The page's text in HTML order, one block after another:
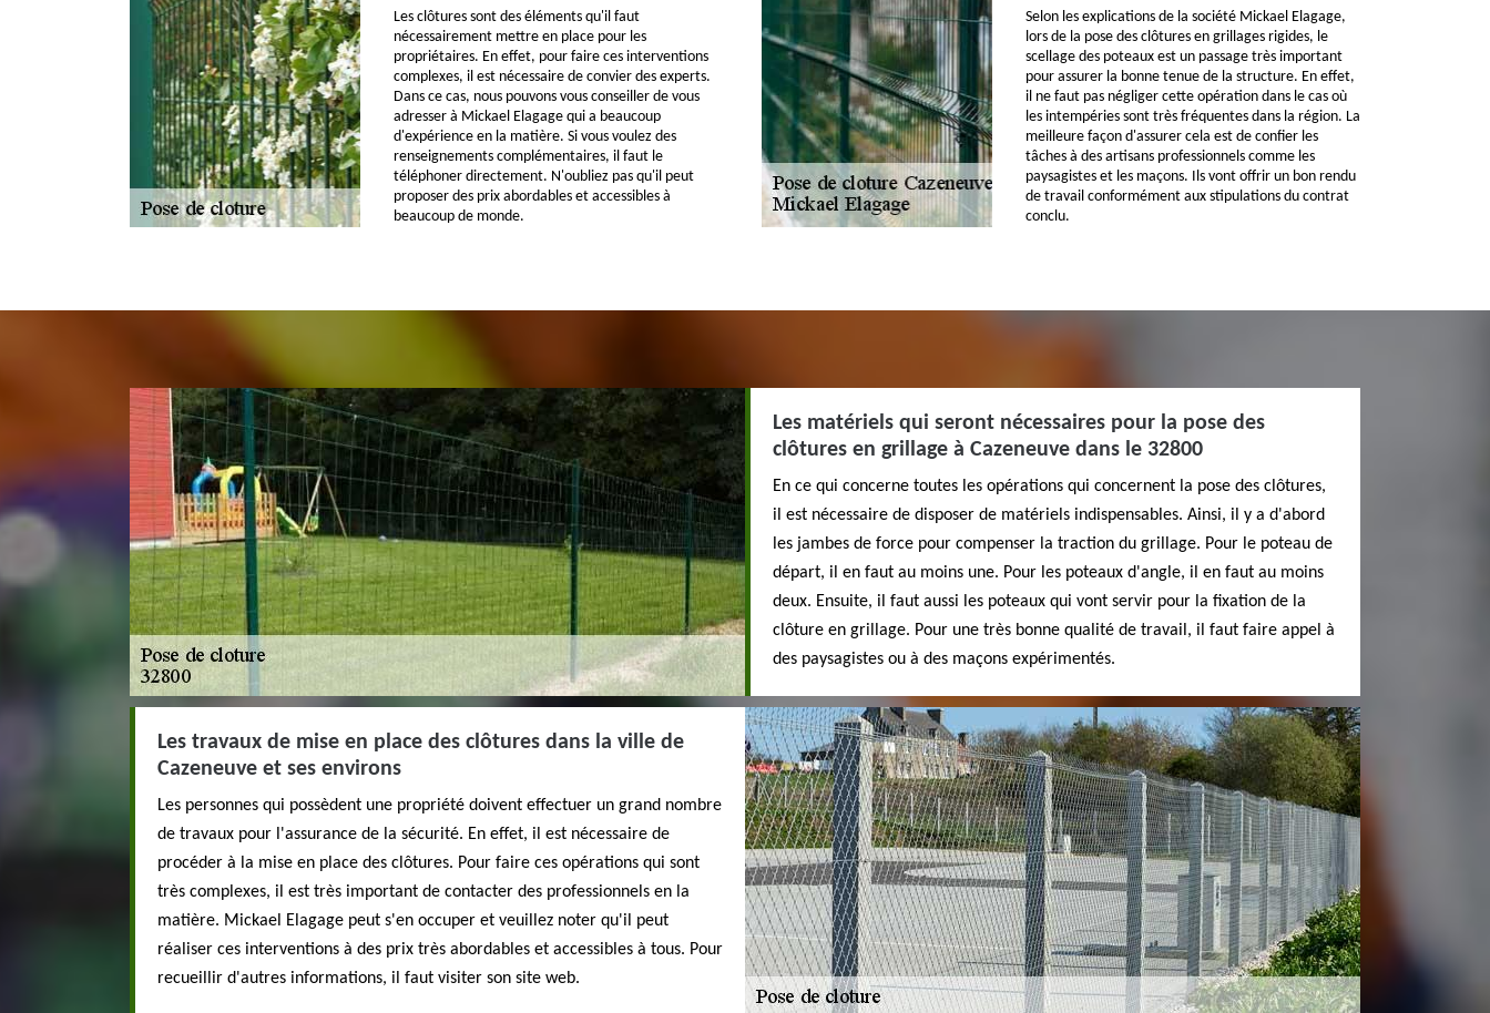
Les clôtures sont des éléments qu'il faut
nécessairement mettre en place pour les
propriétaires. En effet, pour faire ces interventions
complexes, il est nécessaire de convier des experts.
Dans ce cas, nous pouvons vous conseiller de vous
adresser à Mickael Elagage qui a beaucoup
d'expérience en la matière. Si vous voulez des
renseignements complémentaires, il faut le
téléphoner directement. N'oubliez pas qu'il peut
proposer des prix abordables et accessibles à
beaucoup de monde.
Selon les explications de la société Mickael Elagage,
lors de la pose des clôtures en grillages rigides, le
scellage des poteaux est un passage très important
pour assurer la bonne tenue de la structure. En effet,
il ne faut pas négliger cette opération dans le cas où
les intempéries sont très fréquentes dans la région. La
meilleure façon d'assurer cela est de confier les
tâches à des artisans professionnels comme les
paysagistes et les maçons. Ils vont offrir un bon rendu
de travail conformément aux stipulations du contrat
conclu.
Les matériels qui seront nécessaires pour la pose des
clôtures en grillage à Cazeneuve dans le 32800
En ce qui concerne toutes les opérations qui concernent la pose des clôtures,
il est nécessaire de disposer de matériels indispensables. Ainsi, il y a d'abord
les jambes de force pour compenser la traction du grillage. Pour le poteau de
départ, il en faut au moins une. Pour les poteaux d'angle, il en faut au moins
deux. Ensuite, il faut aussi les poteaux qui vont servir pour la fixation de la
clôture en grillage. Pour une très bonne qualité de travail, il faut faire appel à
des paysagistes ou à des maçons expérimentés.
Les travaux de mise en place des clôtures dans la ville de
Cazeneuve et ses environs
Les personnes qui possèdent une propriété doivent effectuer un grand nombre
de travaux pour l'assurance de la sécurité. En effet, il est nécessaire de
procéder à la mise en place des clôtures. Pour faire ces opérations qui sont
très complexes, il est très important de contacter des professionnels en la
matière. Mickael Elagage peut s'en occuper et veuillez noter qu'il peut
réaliser ces interventions à des prix très abordables et accessibles à tous. Pour
recueillir d'autres informations, il faut visiter son site web.